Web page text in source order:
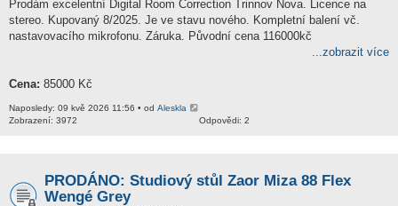
Prodám excelentní Digital Room Correction Trinnov Nova. Licence na
stereo. Kupovaný 8/2025. Je ve stavu nového. Kompletní balení vč.
nastavovacího mikrofonu. Záruka. Původní cena 116000kč
...zobrazit více
Cena: 85000 Kč
Naposledy: 09 kvě 2026 11:56 • od Aleskla
Odpovědi: 2
Zobrazení: 3972
PRODÁNO: Studiový stůl Zaor Miza 88 Flex
Wengé Grey